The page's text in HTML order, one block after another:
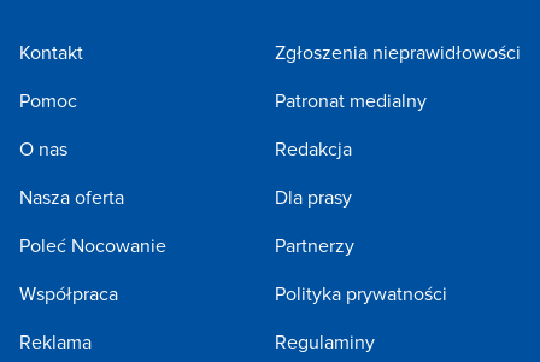
Kontakt
Pomoc
O nas
Nasza oferta
Poleć Nocowanie
Współpraca
Reklama
Zgłoszenia nieprawidłowości
Patronat medialny
Redakcja
Dla prasy
Partnerzy
Polityka prywatności
Regulaminy